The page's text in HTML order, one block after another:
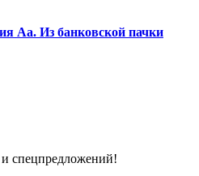
Аа. Из банковской пачки
спецпредложений!